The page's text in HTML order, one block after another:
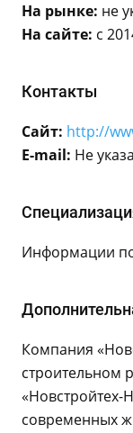
На рынке: не
На сайте: с
Контакты
Сайт: http://
E-mail: Не
Информации
Компания
строительном
«Новстройтех-
современных